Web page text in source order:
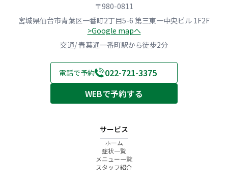
〒980-0811
宮城県仙台市青葉区一番町2丁目5-6 第三東一中央ビル 1F2F
>Google mapへ
交通/ 青葉通一番町駅から徒歩2分
電話で予約
022-721-3375
WEBで予約する
サービス
ホーム
症状一覧
メニュー一覧
スタッフ紹介